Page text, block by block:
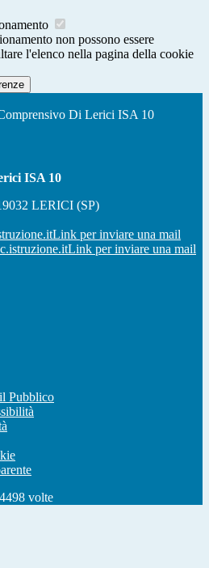
non possono essere
l'elenco nella pagina della cookie
Di Lerici ISA 10
ISA 10
LERICI (SP)
Link per inviare una mail
Link per inviare una mail
Pubblico
volte